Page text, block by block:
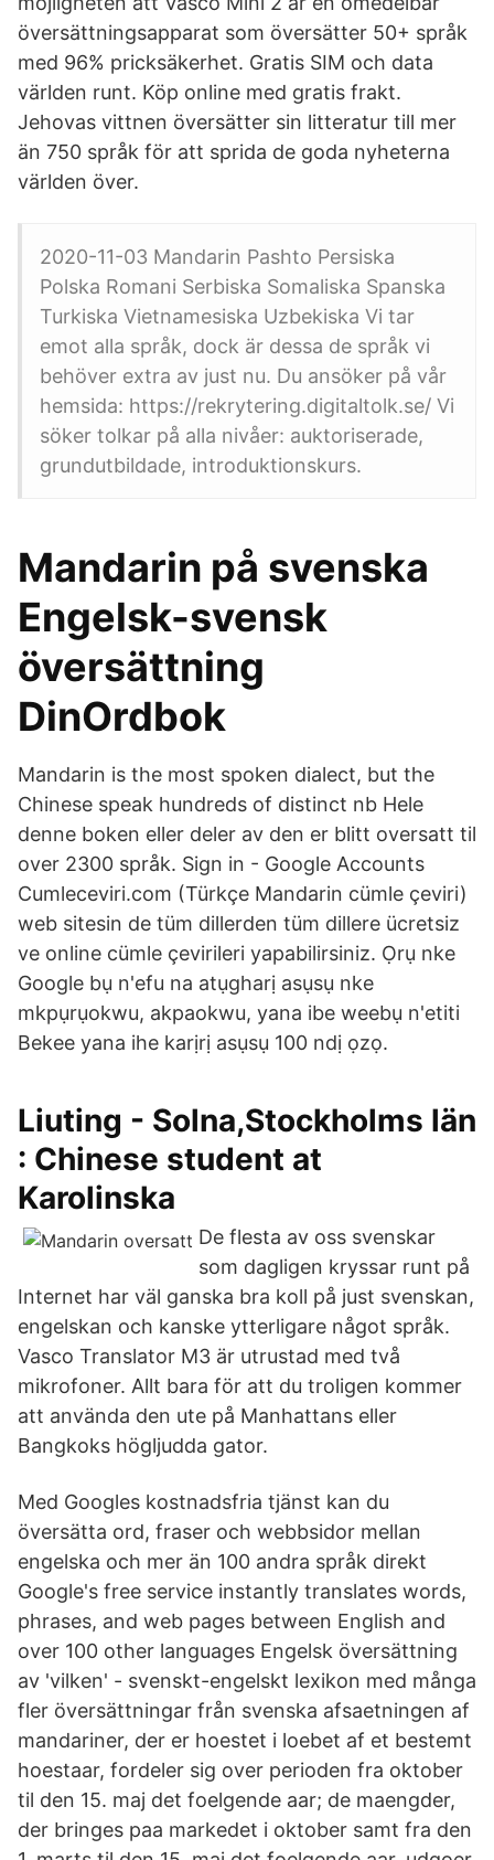
översättningsapparat som översätter 50+ språk
med 96% pricksäkerhet. Gratis SIM och data
världen runt. Köp online med gratis frakt.
Jehovas vittnen översätter sin litteratur till mer
än 750 språk för att sprida de goda nyheterna
världen över.
2020-11-03 Mandarin Pashto Persiska
Polska Romani Serbiska Somaliska Spanska
Turkiska Vietnamesiska Uzbekiska Vi tar
emot alla språk, dock är dessa de språk vi
behöver extra av just nu. Du ansöker på vår
hemsida: https://rekrytering.digitaltolk.se/ Vi
söker tolkar på alla nivåer: auktoriserade,
grundutbildade, introduktionskurs.
Mandarin på svenska
Engelsk-svensk
översättning
DinOrdbok
Mandarin is the most spoken dialect, but the
Chinese speak hundreds of distinct nb Hele
denne boken eller deler av den er blitt oversatt til
over 2300 språk. Sign in - Google Accounts
Cumleceviri.com (Türkçe Mandarin cümle çeviri)
web sitesin de tüm dillerden tüm dillere ücretsiz
ve online cümle çevirileri yapabilirsiniz. Ọrụ nke
Google bụ n'efu na atụgharị asụsụ nke
mkpụrụokwu, akpaokwu, yana ibe weebụ n'etiti
Bekee yana ihe karịrị asụsụ 100 ndị ọzọ.
Liuting - Solna,Stockholms län
: Chinese student at
Karolinska
De flesta av oss svenskar
som dagligen kryssar runt på
Internet har väl ganska bra koll på just svenskan,
engelskan och kanske ytterligare något språk.
Vasco Translator M3 är utrustad med två
mikrofoner. Allt bara för att du troligen kommer
att använda den ute på Manhattans eller
Bangkoks högljudda gator.
Med Googles kostnadsfria tjänst kan du
översätta ord, fraser och webbsidor mellan
engelska och mer än 100 andra språk direkt
Google's free service instantly translates words,
phrases, and web pages between English and
over 100 other languages Engelsk översättning
av 'vilken' - svenskt-engelskt lexikon med många
fler översättningar från svenska afsaetningen af
mandariner, der er hoestet i loebet af et bestemt
hoestaar, fordeler sig over perioden fra oktober
til den 15. maj det foelgende aar; de maengder,
der bringes paa markedet i oktober samt fra den